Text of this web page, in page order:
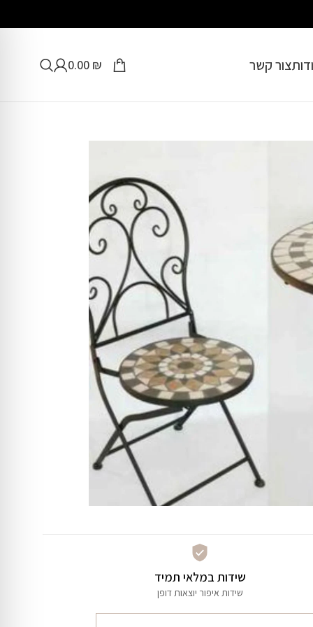
צור קשר 0.00 ₪
שידות במלאי תמיד
שידות איפור יוצאות דופן